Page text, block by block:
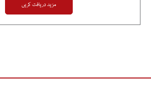
مزید دریافت کریں